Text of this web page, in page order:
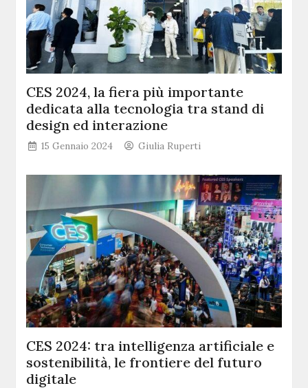
CES 2024, la fiera più importante
dedicata alla tecnologia tra stand di
design ed interazione
15 Gennaio 2024 Giulia Ruperti
CES 2024: tra intelligenza artificiale e
sostenibilità, le frontiere del futuro
digitale